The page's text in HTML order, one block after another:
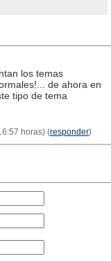
los temas
de ahora en
tipo de tema
horas) (responder)